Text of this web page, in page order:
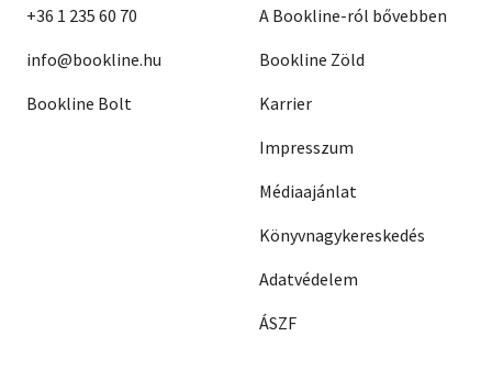
+36 1 235 60 70
info@bookline.hu
Bookline Bolt
A Bookline-ról bővebben
Bookline Zöld
Karrier
Impresszum
Médiaajánlat
Könyvnagykereskedés
Adatvédelem
ÁSZF